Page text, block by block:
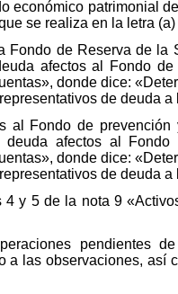
económico patrimonial
se realiza en la letra
de Reserva de
afectos al Fondo
donde dice:
de deuda a
Fondo de
afectos al
donde dice:
de deuda a
y 5 de la nota 9
pendientes
a las observaciones, así